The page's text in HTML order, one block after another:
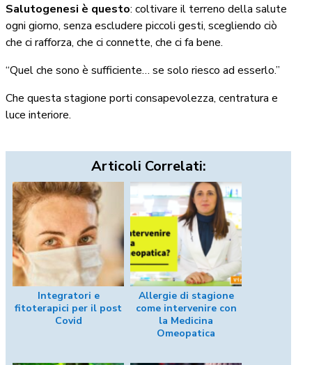
Salutogenesi è questo: coltivare il terreno della salute
ogni giorno, senza escludere piccoli gesti, scegliendo ciò
che ci rafforza, che ci connette, che ci fa bene.
“Quel che sono è sufficiente… se solo riesco ad esserlo.”
Che questa stagione porti consapevolezza, centratura e
luce interiore.
Articoli Correlati:
Integratori e
fitoterapici per il post
Covid
Allergie di stagione
come intervenire con
la Medicina
Omeopatica